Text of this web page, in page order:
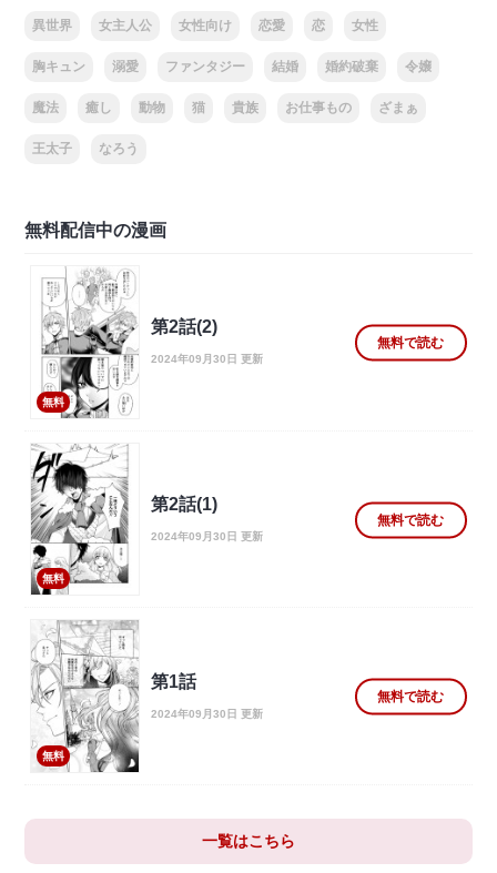
異世界 女主人公 女性向け 恋愛 恋 女性
胸キュン 溺愛 ファンタジー 結婚 婚約破棄 令嬢
魔法 癒し 動物 猫 貴族 お仕事もの ざまぁ
王太子 なろう
無料配信中の漫画
無料
第2話(2)
2024年09月30日 更新
無料で読む
無料
第2話(1)
2024年09月30日 更新
無料で読む
無料
第1話
2024年09月30日 更新
無料で読む
一覧はこちら